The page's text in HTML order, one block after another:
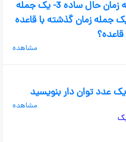
کنید.باتشکر 1- یک جمله زمان حال ساده 3- یک جمله
حال استمراری 3- یک جمله زمان گذشته با قاعده
مشاهده
عدد توان دار بنویسید
مشاهده